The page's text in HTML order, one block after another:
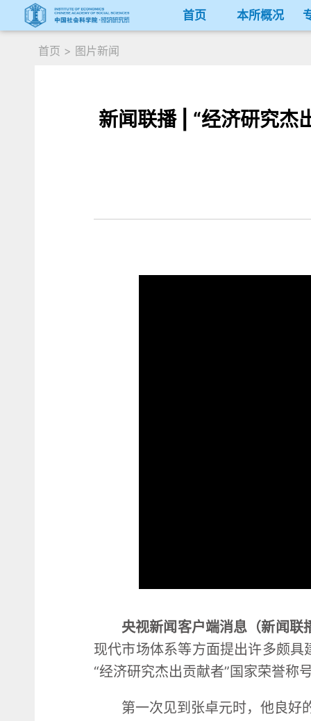
首页 本所概况
首页 > 图片新闻
新闻联播 | “经济研究杰
央视新闻客户端消息（新闻联
现代市场体系等方面提出许多颇
“经济研究杰出贡献者”国家荣誉称
第一次见到张卓元时，他良好